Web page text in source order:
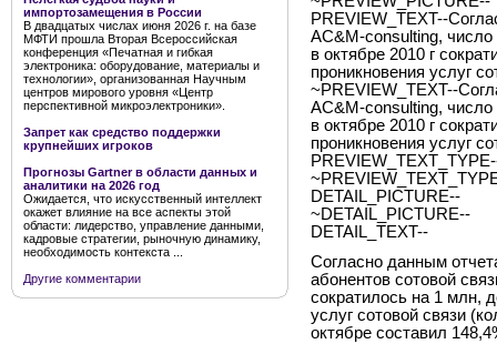
импортозамещения в России
В двадцатых числах июня 2026 г. на базе
МФТИ прошла Вторая Всероссийская
конференция «Печатная и гибкая
электроника: оборудование, материалы и
технологии», организованная Научным
центров мирового уровня «Центр
перспективной микроэлектроники».
Запрет как средство поддержки
крупнейших игроков
Прогнозы Gartner в области данных и
аналитики на 2026 год
Ожидается, что искусственный интеллект
окажет влияние на все аспекты этой
области: лидерство, управление данными,
кадровые стратегии, рыночную динамику,
необходимость контекста ...
Другие комментарии
PREVIEW_TEXT--
AC&M-consulting,
в октябре 2010 г
проникновения услуг
~PREVIEW_TEXT--
AC&M-consulting,
в октябре 2010 г
проникновения услуг
DETAIL_PICTURE--
~DETAIL_PICTURE--
DETAIL_TEXT--
Согласно данным
абонентов сотовой
сократилось на 1 млн,
услуг сотовой связи
октябре составил